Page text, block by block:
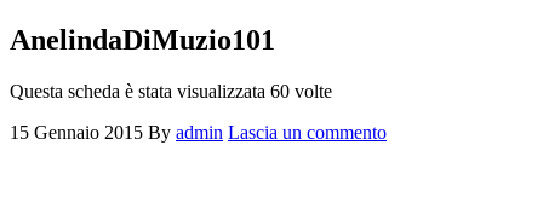
AnelindaDiMuzio101
Questa scheda è stata visualizzata 60 volte
15 Gennaio 2015 By admin Lascia un commento